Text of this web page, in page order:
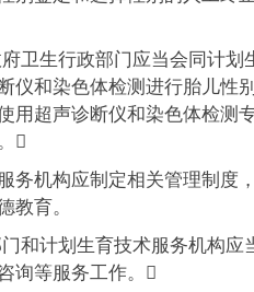
卫生行政部门应当会同计划
仪和染色体检测进行胎儿性
用超声诊断仪和染色体检测

务机构应制定相关管理制度
教育。
和计划生育技术服务机构应
询等服务工作。